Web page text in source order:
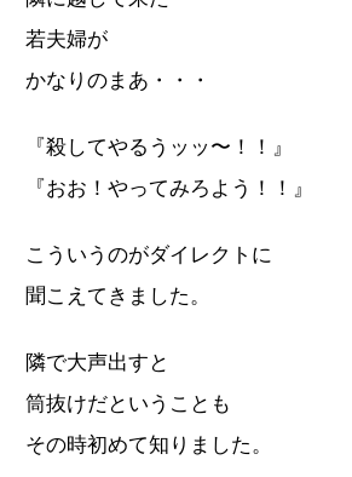
若夫婦が
かなりのまあ・・・
『殺してやるうッッ〜！！』
『おお！やってみろよう！！』
こういうのがダイレクトに
聞こえてきました。
隣で大声出すと
筒抜けだということも
その時初めて知りました。